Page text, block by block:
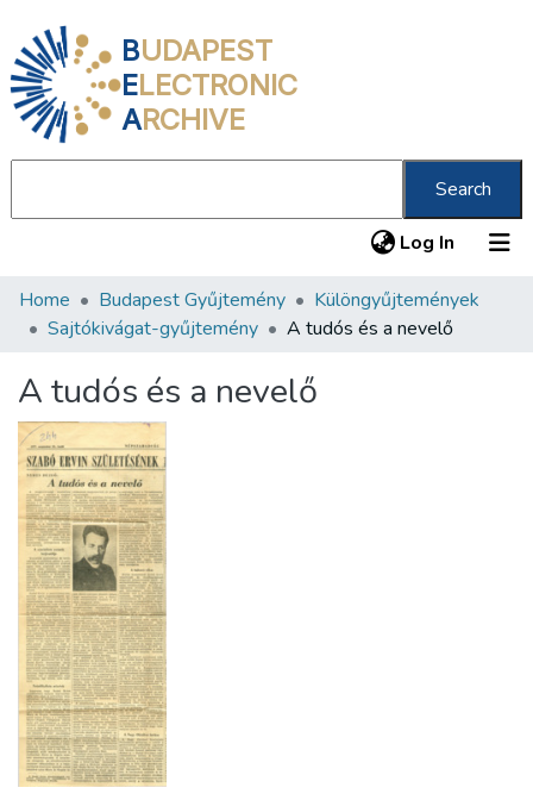
BUDAPEST
ELECTRONIC
ARCHIVE
Search
Log In (current)
Communities & Collections
Statistics
About us
Home Budapest Gyűjtemény
Különgyűjtemények
Sajtókivágat-gyűjtemény
A tudós és a nevelő
A tudós és a nevelő